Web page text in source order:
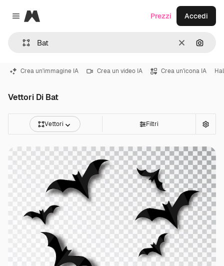
Close menu
Magnific
CancellaCerca
Prezzi Accedi
Crea un'immagine IA Crea un video IA Crea un'icona IA
Vettori Di Bat
Vettori Filtri